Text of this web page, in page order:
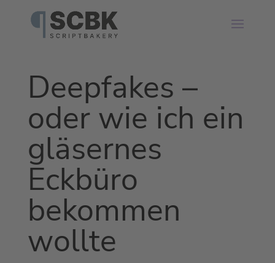
Deepfakes –
oder wie ich ein
gläsernes
Eckbüro
bekommen
wollte